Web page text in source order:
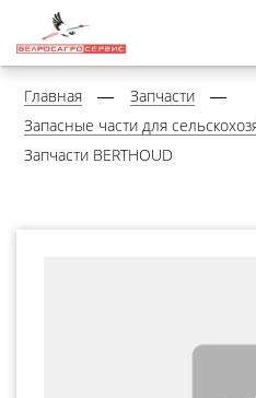
Главная
Запчасти
Запасные части для
Запчасти BERTHOUD